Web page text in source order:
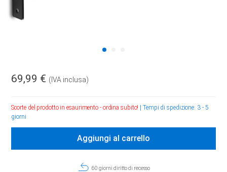
69,99 € (IVA inclusa)
Scorte del prodotto in esaurimento - ordina subito! |Tempi di spedizione: 3 - 5
giorni
Aggiungi al carrello
60 giorni diritto di recesso